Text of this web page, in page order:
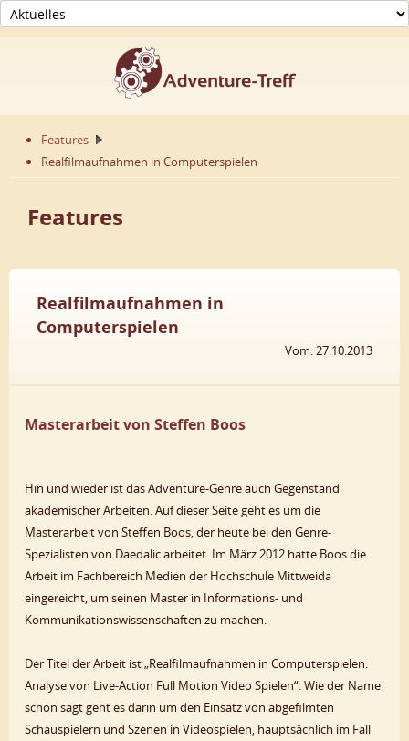
Features
Realfilmaufnahmen in Computerspielen
Features
Realfilmaufnahmen in
Computerspielen
Vom: 27.10.2013
Masterarbeit von Steffen Boos
Hin und wieder ist das Adventure-Genre auch Gegenstand
akademischer Arbeiten. Auf dieser Seite geht es um die
Masterarbeit von Steffen Boos, der heute bei den Genre-
Spezialisten von Daedalic arbeitet. Im März 2012 hatte Boos die
Arbeit im Fachbereich Medien der Hochschule Mittweida
eingereicht, um seinen Master in Informations- und
Kommunikationswissenschaften zu machen.
Der Titel der Arbeit ist „Realfilmaufnahmen in Computerspielen:
Analyse von Live-Action Full Motion Video Spielen“. Wie der Name
schon sagt geht es darin um den Einsatz von abgefilmten
Schauspielern und Szenen in Videospielen, hauptsächlich im Fall